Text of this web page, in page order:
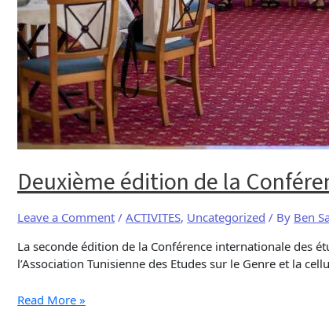
Deuxième édition de la
Leave a Comment / ACTIVITES, Uncategorized / By Ben
La seconde édition de la Conférence internationale des
l’Association Tunisienne des Etudes sur le Genre et la
Read More »